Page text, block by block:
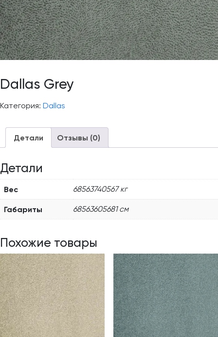
Dallas Grey
Категория: Dallas
Детали Отзывы (0)
Детали
Вес 68563740567 кг
Габариты 68563605681 см
Похожие товары